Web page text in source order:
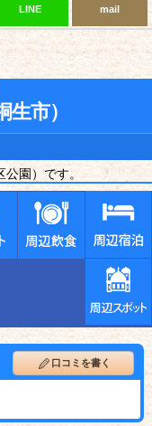
LINE mail
市）
園）です。
口コミを書く